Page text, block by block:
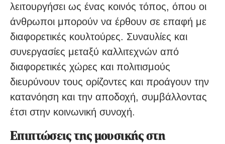
λειτουργήσει ως ένας κοινός τόπος, όπου οι
άνθρωποι μπορούν να έρθουν σε επαφή με
διαφορετικές κουλτούρες. Συναυλίες και
συνεργασίες μεταξύ καλλιτεχνών από
διαφορετικές χώρες και πολιτισμούς
διευρύνουν τους ορίζοντες και προάγουν την
κατανόηση και την αποδοχή, συμβάλλοντας
έτσι στην κοινωνική συνοχή.
Επιπτώσεις της μουσικής στη